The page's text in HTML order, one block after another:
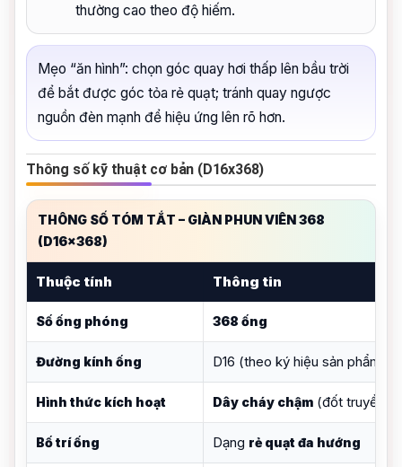
thường cao theo độ hiếm.
Mẹo “ăn hình”: chọn góc quay hơi thấp lên bầu trời
để bắt được góc tỏa rẻ quạt; tránh quay ngược
nguồn đèn mạnh để hiệu ứng lên rõ hơn.
Thông số kỹ thuật cơ bản (D16x368)
THÔNG SỐ TÓM TẮT – GIÀN PHUN VIÊN 368
(D16x368)
Thuộc tính Thông tin
Số ống phóng 368 ống
Đường kính ống D16 (theo ký hiệu sản phẩm)
Hình thức kích hoạt Dây cháy chậm (đốt truyền
Bố trí ống Dạng rẻ quạt đa hướng